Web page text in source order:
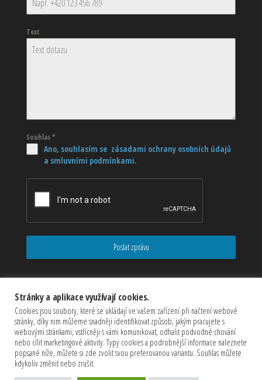
Text
Souhlas*
Ano, souhlasím se zásadami ochrany osobních údajů
a smluvními podmínkami.
Poslat zprávu
Stránky a aplikace využívají cookies.
Cookies jsou soubory, které se ukládají ve vašem zařízení při načtení webové
stránky, díky nim můžeme snadněji identifikovat způsob, jakým pracujete s
webovými stránkami, vstřícněji s vámi komunikovat, odhalit podvodné chování
nebo cílit marketingové aktivity. Typy cookies a podrobnější informace naleznete
popsané níže, můžete si zde zvolit svou preferovanou variantu. Souhlas můžete
kdykoliv změnit nebo zrušit.